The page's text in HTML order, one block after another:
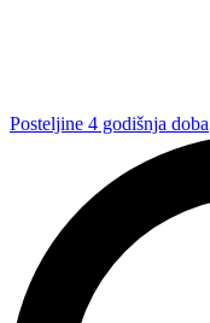
Posteljine 4 godišnja doba